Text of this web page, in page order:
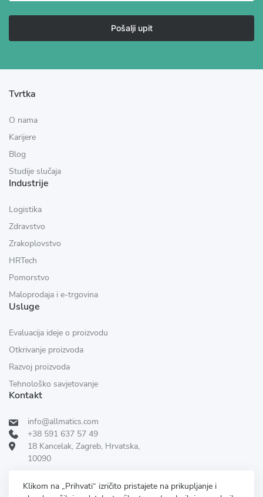
Klikom na „Prihvati“ izričito pristajete na prikupljanje i
Pošalji upit
Tvrtka
O nama
Karijere
Blog
Studije slučaja
Industrije
Logistika
Zdravstvo
Zrakoplovstvo
HRTech
Pomorstvo
Maloprodaja i e-trgovina
Usluge
Evaluacija ideje o proizvodu
Otkrivanje proizvoda
Razvoj proizvoda
Tehnološko savjetovanje
Kontakt
info@allmatics.com
+38 591 637 57 49
18 Kancelak, Zagreb, Hrvatska,
10090